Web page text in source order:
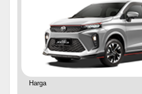
Harga